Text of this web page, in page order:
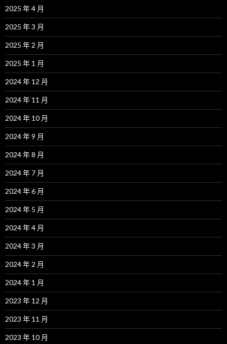
2025 年 4 月
2025 年 3 月
2025 年 2 月
2025 年 1 月
2024 年 12 月
2024 年 11 月
2024 年 10 月
2024 年 9 月
2024 年 8 月
2024 年 7 月
2024 年 6 月
2024 年 5 月
2024 年 4 月
2024 年 3 月
2024 年 2 月
2024 年 1 月
2023 年 12 月
2023 年 11 月
2023 年 10 月